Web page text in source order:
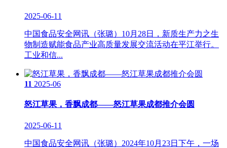
2025-06-11
中国食品安全网讯（张璐）10月28日，新质生产力之生
物制造赋能食品产业高质量发展交流活动在平江举行。
工业和信...
11 2025-06
怒江草果，香飘成都——怒江草果成都推介会圆
2025-06-11
中国食品安全网讯（张璐）2024年10月23日下午，一场